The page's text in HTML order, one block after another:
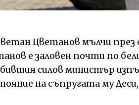
Цветанов мълчи през
е заловен почти по
бившия силов министър
на съпругата му